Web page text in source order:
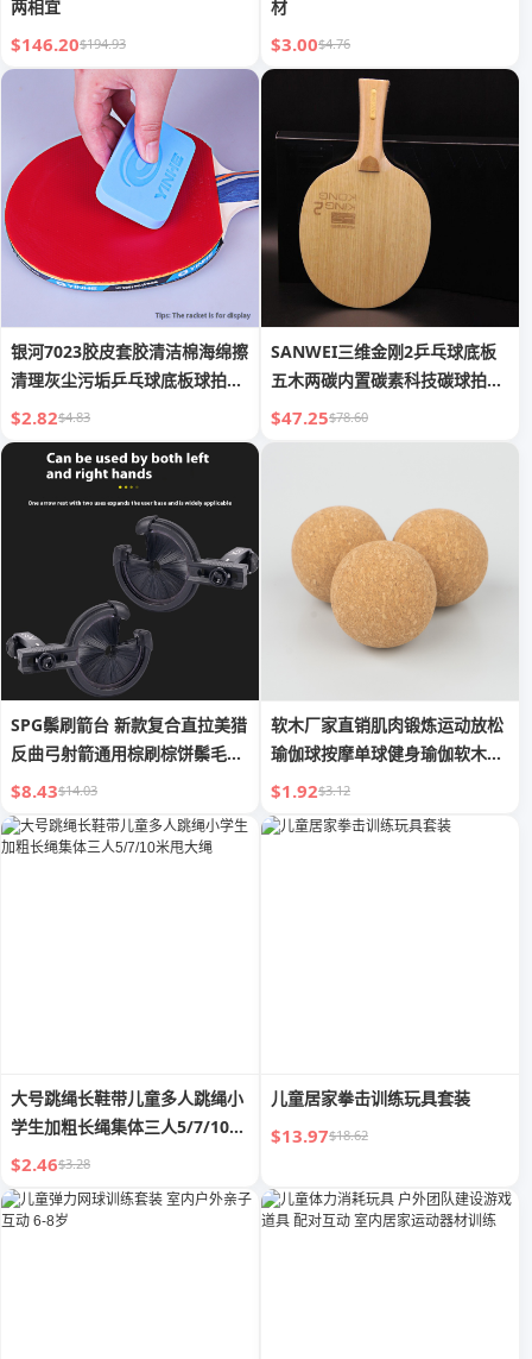
两相宜
$146.20$194.93
材
$3.00$4.76
银河7023胶皮套胶清洁棉海绵擦
清理灰尘污垢乒乓球底板球拍洗
胶棉
$2.82$4.83
SANWEI三维金刚2乒乓球底板
五木两碳内置碳素科技碳球拍进
攻弧圈
$47.25$78.60
SPG鬃刷箭台 新款复合直拉美猎
反曲弓射箭通用棕刷棕饼鬃毛箭
台
$8.43$14.03
软木厂家直销肌肉锻炼运动放松
瑜伽球按摩单球健身瑜伽软木粗
颗粒
$1.92$3.12
大号跳绳长鞋带儿童多人跳绳小
学生加粗长绳集体三人5/7/10米
甩大绳
$2.46$3.28
儿童居家拳击训练玩具套装
$13.97$18.62